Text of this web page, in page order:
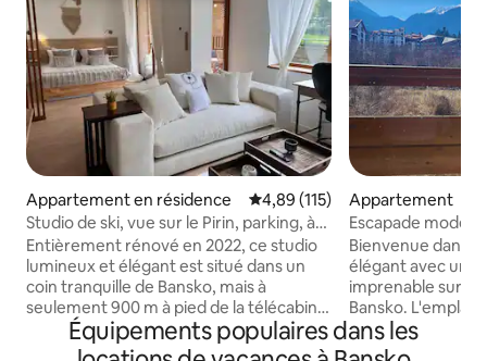
Appartement en résidence Évaluation moyenne sur la
4,89 (115)
Studio de ski, vue sur le Pirin, parking, à
900 m de la télécabine
Entièrement rénové en 2022, ce studio
lumineux et élégant est situé dans un
coin tranquille de Bansko, mais à
seulement 900 m à pied de la télécabine
et des remontées mécaniques.
Réveillez-vous avec une vue directe sur
Appartement
Escapade
Bienvenue dans
élégant avec une
imprenable sur
Bansko. L'emplacement est imbattable,
à seulement 30
et à quelques
Équipements populaires dans les